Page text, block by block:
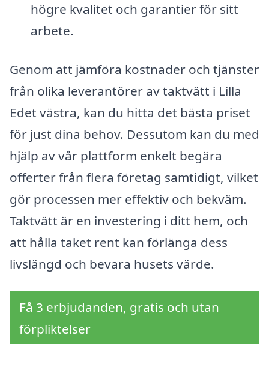
högre kvalitet och garantier för sitt
arbete.
Genom att jämföra kostnader och tjänster
från olika leverantörer av taktvätt i Lilla
Edet västra, kan du hitta det bästa priset
för just dina behov. Dessutom kan du med
hjälp av vår plattform enkelt begära
offerter från flera företag samtidigt, vilket
gör processen mer effektiv och bekväm.
Taktvätt är en investering i ditt hem, och
att hålla taket rent kan förlänga dess
livslängd och bevara husets värde.
Få 3 erbjudanden, gratis och utan
förpliktelser